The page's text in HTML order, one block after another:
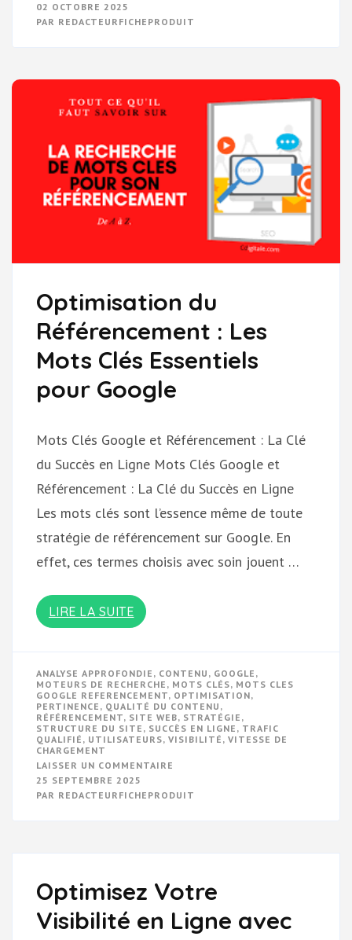
VISIBILITÉ
RÉFÉRENCEMENT
02 OCTOBRE 2025
PAR REDACTEURFICHEPRODUIT
Optimisation du
Référencement : Les
Mots Clés Essentiels
pour Google
Mots Clés Google et Référencement : La Clé
du Succès en Ligne Mots Clés Google et
Référencement : La Clé du Succès en Ligne
Les mots clés sont l’essence même de toute
stratégie de référencement sur Google. En
effet, ces termes choisis avec soin jouent …
LIRE LA SUITE
ANALYSE APPROFONDIE , CONTENU , GOOGLE ,
MOTEURS DE RECHERCHE , MOTS CLÉS, MOTS CLES
GOOGLE REFERENCEMENT, OPTIMISATION,
PERTINENCE , QUALITÉ DU CONTENU ,
RÉFÉRENCEMENT, SITE WEB, STRATÉGIE ,
STRUCTURE DU SITE , SUCCÈS EN LIGNE , TRAFIC
QUALIFIÉ , UTILISATEURS, VISIBILITÉ , VITESSE DE
CHARGEMENT
LAISSER UN COMMENTAIRE
RÉFÉRENCEMENT
25 SEPTEMBRE 2025
PAR REDACTEURFICHEPRODUIT
Optimisez Votre
Visibilité en Ligne avec